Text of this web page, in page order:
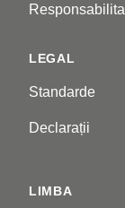
LEGAL
Standarde
Declarații
LIMBA